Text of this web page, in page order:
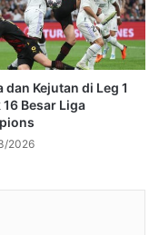
dan Kejutan di Leg 1
16 Besar Liga
2026